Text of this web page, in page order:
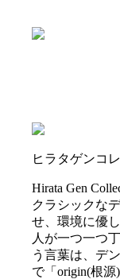
ヒラタゲンコ
Hirata Gen
クラシックな
せ、環境に優
人が一つ一つ
う言葉は、デ
で「origin(根